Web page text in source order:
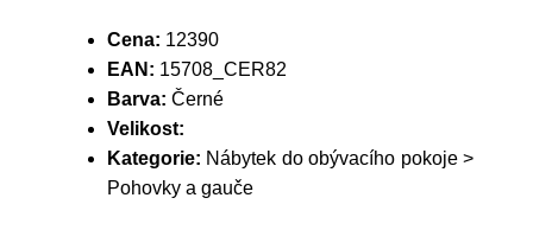
Cena: 12390
EAN: 15708_CER82
Barva: Černé
Velikost:
Kategorie: Nábytek do obývacího pokoje >
Pohovky a gauče